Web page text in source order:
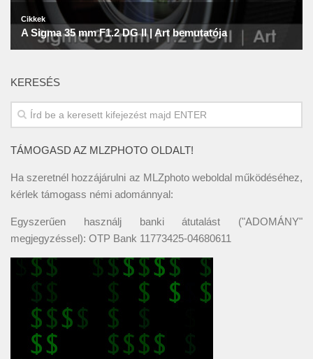
KERESÉS
TÁMOGASD AZ MLZPHOTO OLDALT!
Ha szeretnél hozzájárulni az MLZphoto weboldal működéséhez,
kérlek támogass némi adománnyal:
Egyszerűen használj banki átutalást ("ADOMÁNY"
megjegyzéssel): OTP Bank 11773425-04680611